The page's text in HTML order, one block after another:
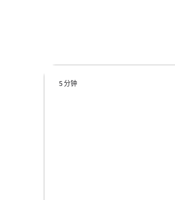
5 分钟